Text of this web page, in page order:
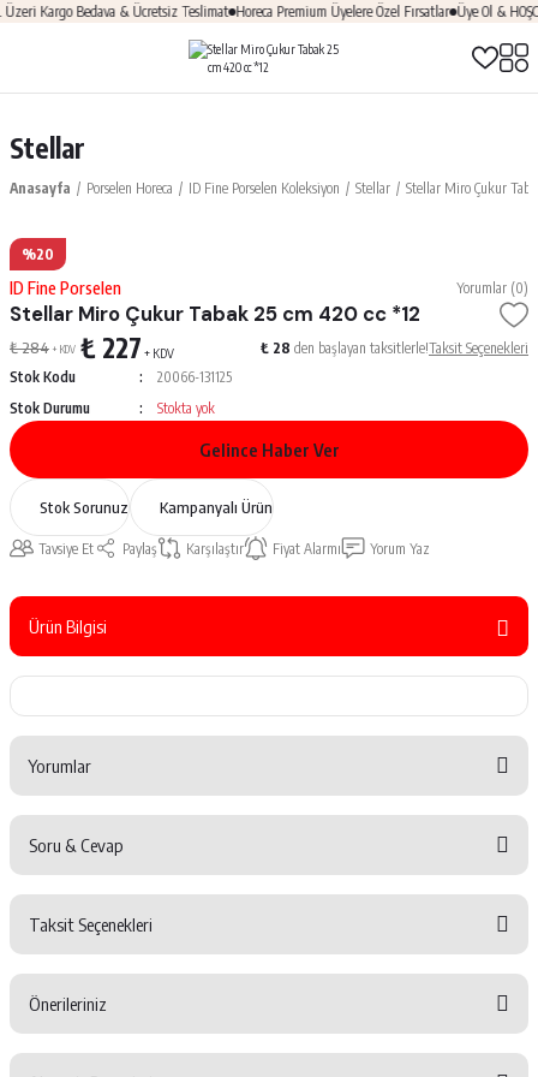
Kargo Bedava & Ücretsiz Teslimat Horeca Premium Üyelere Özel Fırsatlar Üye Ol &
Stellar
Anasayfa Porselen Horeca ID Fine Porselen Koleksiyon Stellar Stellar Miro Çukur
%20
ID Fine Porselen Yorumlar (0)
Stellar Miro Çukur Tabak 25 cm 420 cc *12
₺ 284 + KDV ₺ 227 + KDV ₺ 28 den başlayan taksitlerle!Taksit Seçenekleri
Stok Kodu
20066-131125
Stok Durumu
Stokta yok
Gelince Haber Ver
Stok Sorunuz Kampanyalı Ürün
Tavsiye Et Paylaş Karşılaştır Fiyat Alarmı Yorum Yaz
Ürün Bilgisi
Yorumlar
Yorum Yaz
Soru & Cevap
Soru Sor
Taksit Seçenekleri
Önerileriniz